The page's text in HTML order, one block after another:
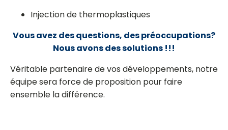
Injection de thermoplastiques
Vous avez des questions, des préoccupations?
Nous avons des solutions !!!
Véritable partenaire de vos développements, notre
équipe sera force de proposition pour faire
ensemble la différence.